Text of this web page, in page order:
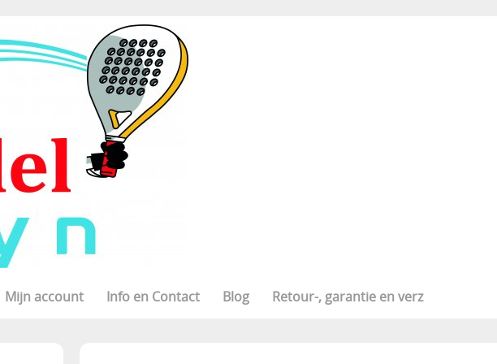
Mijn account Info en Contact Blog Retour-, garantie en verz